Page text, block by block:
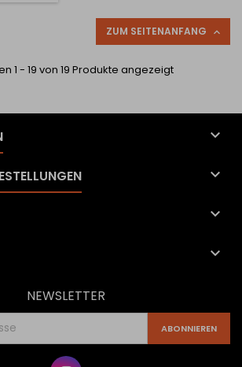
ZUM SEITENANFANG 
1 - 19 von 19 Produkte angezeigt




NEWSLETTER